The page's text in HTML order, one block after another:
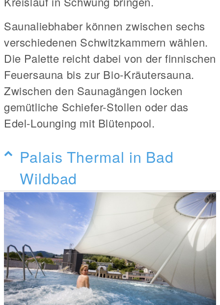
Saunaliebhaber können zwischen sechs
verschiedenen Schwitzkammern wählen.
Die Palette reicht dabei von der finnischen
Feuersauna bis zur Bio-Kräutersauna.
Zwischen den Saunagängen locken
gemütliche Schiefer-Stollen oder das
Edel-Lounging mit Blütenpool.
Palais Thermal in Bad
Wildbad